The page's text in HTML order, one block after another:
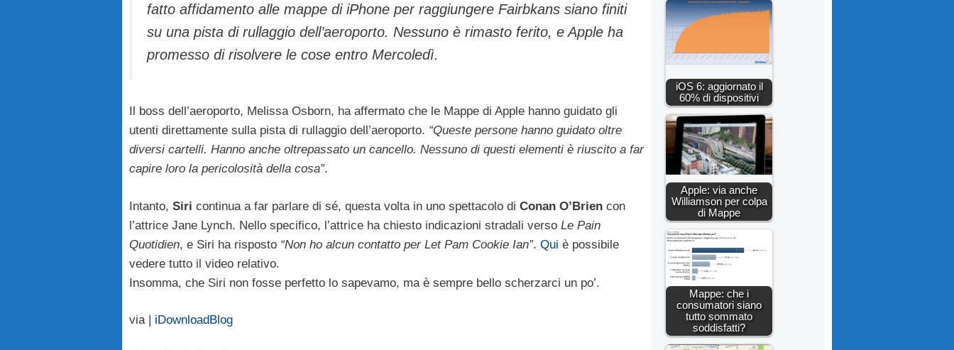
fatto affidamento alle mappe di iPhone per raggiungere Fairbkans siano finiti
su una pista di rullaggio dell’aeroporto. Nessuno è rimasto ferito, e Apple ha
promesso di risolvere le cose entro Mercoledì.
Il boss dell’aeroporto, Melissa Osborn, ha affermato che le Mappe di Apple hanno guidato gli
utenti direttamente sulla pista di rullaggio dell’aeroporto. “Queste persone hanno guidato oltre
diversi cartelli. Hanno anche oltrepassato un cancello. Nessuno di questi elementi è riuscito a far
capire loro la pericolosità della cosa”.
Intanto, Siri continua a far parlare di sé, questa volta in uno spettacolo di Conan O’Brien con
l’attrice Jane Lynch. Nello specifico, l’attrice ha chiesto indicazioni stradali verso Le Pain
Quotidien, e Siri ha risposto “Non ho alcun contatto per Let Pam Cookie Ian”. Qui è possibile
vedere tutto il video relativo.
Insomma, che Siri non fosse perfetto lo sapevamo, ma è sempre bello scherzarci un po’.
via | iDownloadBlog
iOS 6: aggiornato il
60% di dispositivi
Apple: via anche
Williamson per colpa
di Mappe
Mappe: che i
consumatori siano
tutto sommato
soddisfatti?